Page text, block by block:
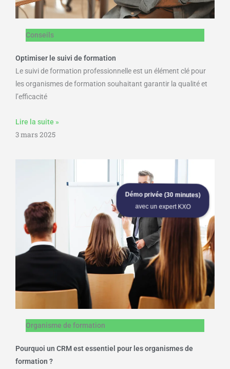
Démo privée (30 minutes)
avec un expert KXO
Conseils
Optimiser le suivi de formation
Le suivi de formation professionnelle est un élément clé pour
les organismes de formation souhaitant garantir la qualité et
l’efficacité
Lire la suite »
3 mars 2025
Organisme de formation
Pourquoi un CRM est essentiel pour les organismes de
formation ?